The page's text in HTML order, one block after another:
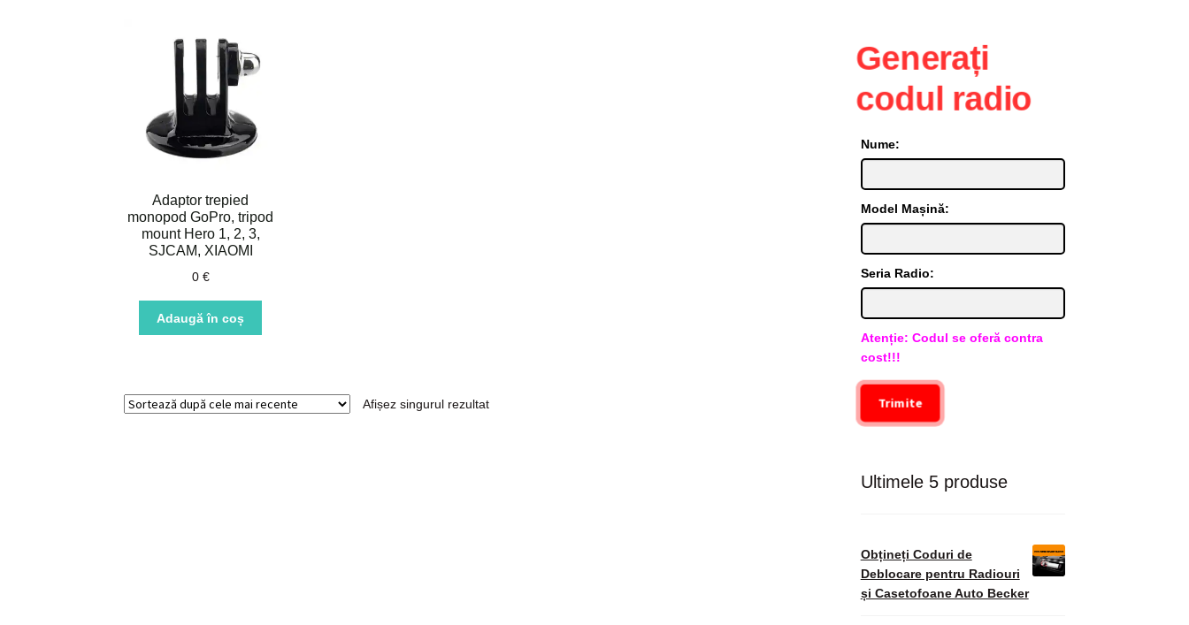
Adaptor trepied
monopod GoPro, tripod
mount Hero 1, 2, 3,
SJCAM, XIAOMI
0 €
Adaugă în coș
Afișez singurul rezultat
Generați
codul radio
Nume:
Model Mașină:
Seria Radio:
Atenție: Codul se oferă contra
cost!!!
Trimite
Ultimele 5 produse
Obțineți Coduri de
Deblocare pentru Radiouri
și Casetofoane Auto Becker